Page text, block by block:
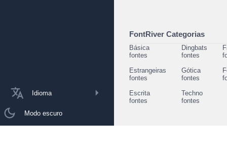
Idioma
Modo escuro
FontRiver Categorias
Básica
fontes
Dingbats
fontes
Estrangeiras
fontes
Gótica
fontes
Escrita
fontes
Techno
fontes